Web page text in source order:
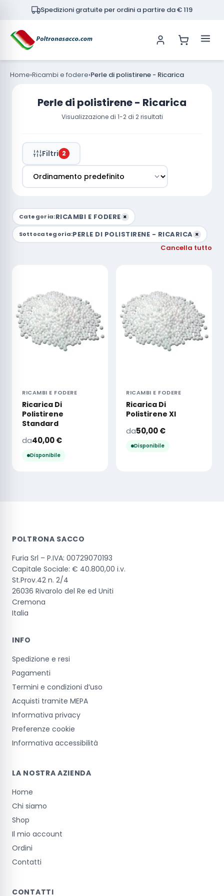
Spedizioni gratuite per ordini a partire da € 119
0 articoli
Home Ricambi e fodere Perle di polistirene - Ricarica
Perle di polistirene - Ricarica
Visualizzazione di 1-2 di 2 risultati
Filtri 2
Categoria:RICAMBI E FODERE ×
Sottocategoria:PERLE DI POLISTIRENE - RICARICA ×
Cancella tutto
RICAMBI E FODERE
Ricarica Di
Polistirene
Standard
da40,00€
Disponibile
RICAMBI E FODERE
Ricarica Di
Polistirene Xl
da50,00€
Disponibile
POLTRONA SACCO
Furia Srl – P.IVA: 00729070193
Capitale Sociale: € 40.800,00 i.v.
St.Prov.42 n. 2/4
26036 Rivarolo del Re ed Uniti
Cremona
Italia
INFO
Spedizione e resi
Pagamenti
Termini e condizioni d’uso
Acquisti tramite MEPA
Informativa privacy
Preferenze cookie
Informativa accessibilità
LA NOSTRA AZIENDA
Home
Chi siamo
Shop
Il mio account
Ordini
Contatti
CONTATTI